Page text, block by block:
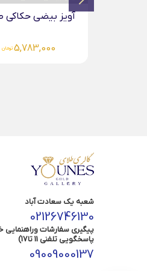
انگشتر طلا دو
34,608,000 تومان
شعبه یک سعادت آباد
02126746130
پیگیری سفارشات وراهنمایی
پاسخگویی تلفنی 11 تا17)
09009000137